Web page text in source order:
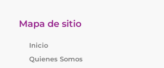
Mapa de sitio
Inicio
Quienes Somos